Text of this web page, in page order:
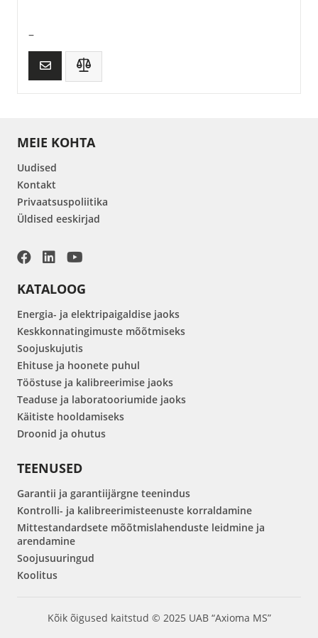
–
MEIE KOHTA
Uudised
Kontakt
Privaatsuspoliitika
Üldised eeskirjad
KATALOOG
Energia- ja elektripaigaldise jaoks
Keskkonnatingimuste mõõtmiseks
Soojuskujutis
Ehituse ja hoonete puhul
Tööstuse ja kalibreerimise jaoks
Teaduse ja laboratooriumide jaoks
Käitiste hooldamiseks
Droonid ja ohutus
TEENUSED
Garantii ja garantiijärgne teenindus
Kontrolli- ja kalibreerimisteenuste korraldamine
Mittestandardsete mõõtmislahenduste leidmine ja
arendamine
Soojusuuringud
Koolitus
Kõik õigused kaitstud © 2025 UAB “Axioma MS”